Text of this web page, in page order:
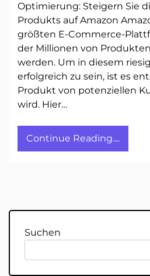
Optimierung: Steigern Sie
Produkts auf Amazon
größten E-Commerce-
der Millionen von
werden. Um in diesem
erfolgreich zu sein, ist es
Produkt von potenziellen
wird. Hier…
Continue Reading....
Suchen